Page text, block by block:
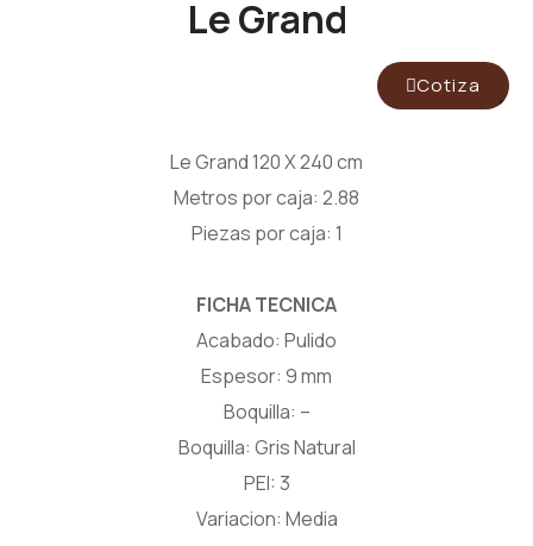
Le Grand
Cotiza
Le Grand 120 X 240 cm
Metros por caja: 2.88
Piezas por caja: 1
FICHA TECNICA
Acabado: Pulido
Espesor: 9 mm
Boquilla: –
Boquilla: Gris Natural
PEI: 3
Variacion: Media